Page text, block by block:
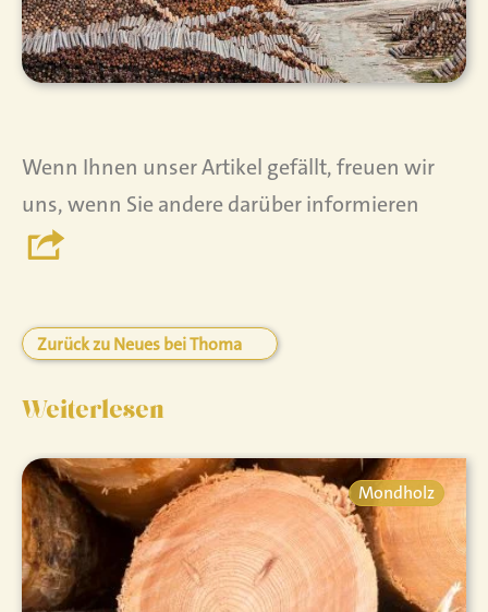
Wenn Ihnen unser Artikel gefällt, freuen wir
uns, wenn Sie andere darüber informieren
Zurück zu Neues bei Thoma
Weiterlesen
Mondholz